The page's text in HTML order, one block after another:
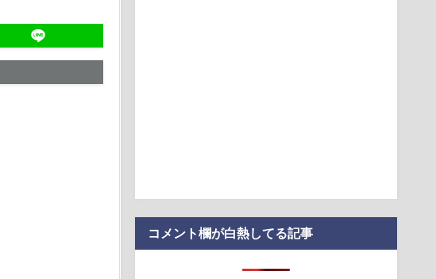
航便は対象外
【有能】政府「トラックはサービスエリア利用有料化すればサボらず走るし流
【有能】政府「トラックはサービスエリア利用有料化すればサボらず走るし流
コメント欄が白熱してる記事